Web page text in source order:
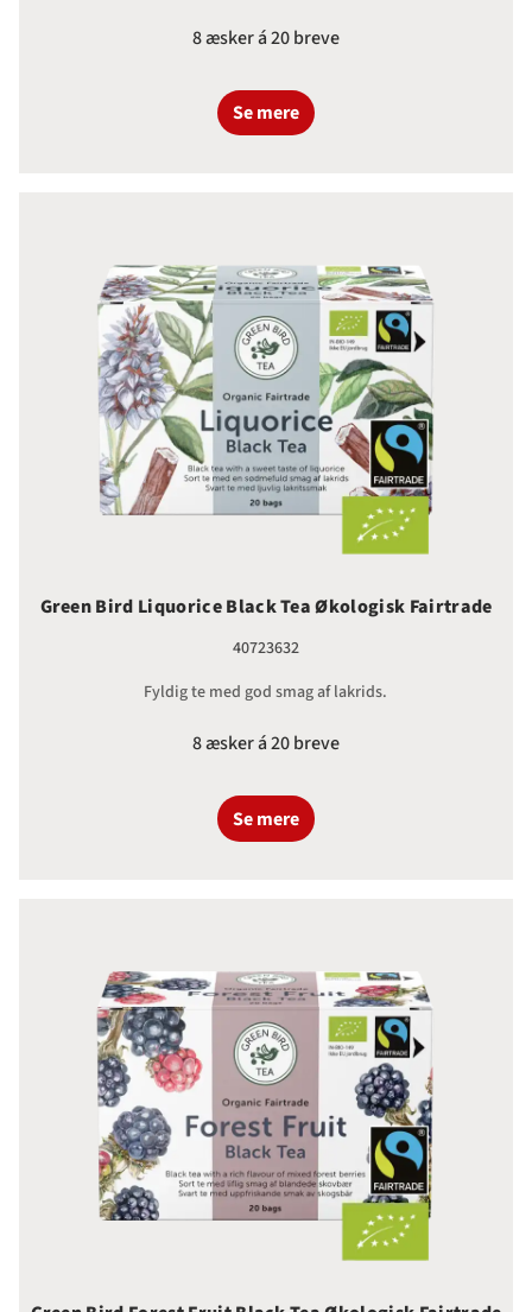
8 æsker á 20 breve
Se mere
Green Bird Liquorice Black Tea Økologisk Fairtrade
40723632
Fyldig te med god smag af lakrids.
8 æsker á 20 breve
Se mere